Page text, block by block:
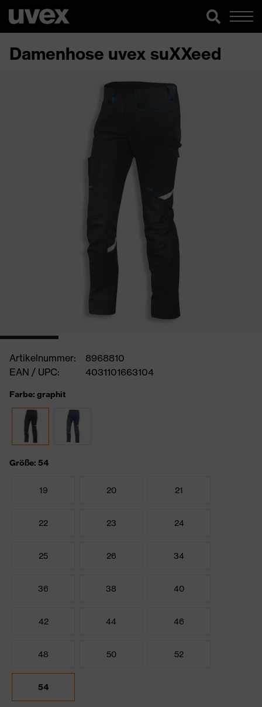
Damenhose uvex suXXeed
Artikelnummer:
8968810
EAN / UPC:
4031101663104
Farbe: graphit
Größe: 54
19 20 21
22 23 24
25 26 34
36 38 40
42 44 46
48 50 52
54